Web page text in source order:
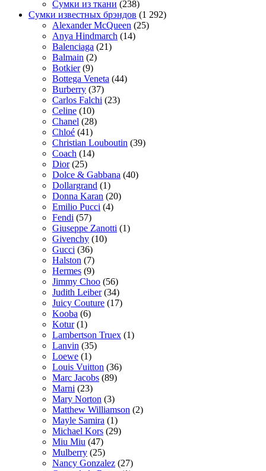
Сумки из ткани (238)
Сумки известных брэндов (1 292)
Alexander McQueen (25)
Anya Hindmarch (14)
Balenciaga (21)
Balmain (2)
Botkier(9)
Bottega Veneta (44)
Burberry (37)
Carlos Falchi (23)
Celine (10)
Chanel (28)
Chloé (41)
Christian Louboutin (39)
Coach (14)
Dior(25)
Dolce & Gabbana (40)
Dollargrand (1)
Donna Karan (20)
Emilio Pucci (4)
Fendi (57)
Giuseppe Zanotti (1)
Givenchy (10)
Gucci (36)
Halston (7)
Hermes (9)
Jimmy Choo (56)
Judith Leiber(34)
Juicy Couture (17)
Kooba (6)
Kotur(1)
Lambertson Truex (1)
Lanvin (35)
Loewe (1)
Louis Vuitton (36)
Marc Jacobs (89)
Marni (23)
Mary Norton (3)
Matthew Williamson (2)
Mayle Samira (1)
Michael Kors (29)
Miu Miu (47)
Mulberry (25)
Nancy Gonzalez (27)